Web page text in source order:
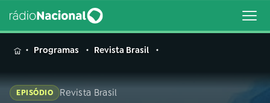
MENUProgramas Revista Brasil
EPISÓDIO Revista Brasil